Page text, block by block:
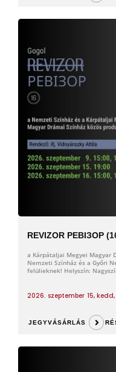
REVIZOR РЕВІЗОР
a Kárpátaljai Megyei Magyar
Nemzeti Színház és a Győri
felülieknek! Helyszín:
2026. szeptember 15, kedd,
JEGYVÁSÁRLÁS